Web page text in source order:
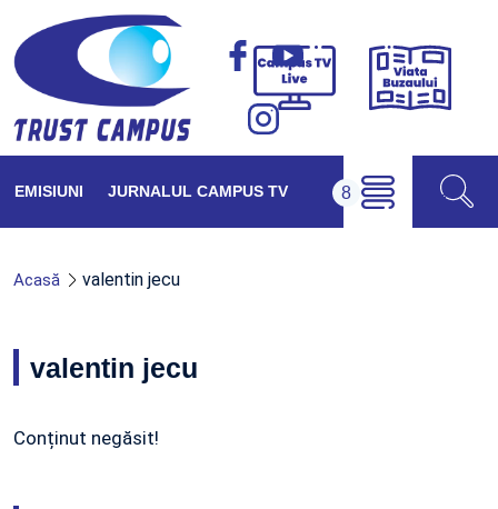
Campus
Viața
EMISIUNI JURNALUL CAMPUS TV
Acasă valentin jecu
valentin jecu
Conținut negăsit!